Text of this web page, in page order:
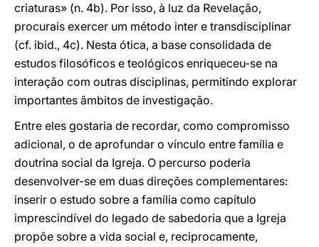
criaturas» (n. 4b). Por isso, à luz da Revelação,
procurais exercer um método inter e transdisciplinar
(cf. ibid., 4c). Nesta ótica, a base consolidada de
estudos filosóficos e teológicos enriqueceu-se na
interação com outras disciplinas, permitindo explorar
importantes âmbitos de investigação.
Entre eles gostaria de recordar, como compromisso
adicional, o de aprofundar o vínculo entre família e
doutrina social da Igreja. O percurso poderia
desenvolver-se em duas direções complementares:
inserir o estudo sobre a família como capítulo
imprescindível do legado de sabedoria que a Igreja
propõe sobre a vida social e, reciprocamente,